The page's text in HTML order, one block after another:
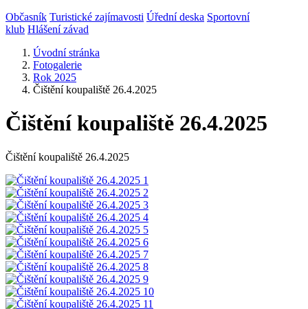
Občasník Turistické zajímavosti Úřední deska Sportovní
klub Hlášení závad
Úvodní stránka
Fotogalerie
Rok 2025
Čištění koupaliště 26.4.2025
Čištění koupaliště 26.4.2025
Čištění koupaliště 26.4.2025